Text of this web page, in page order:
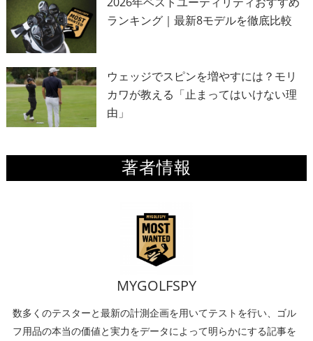
ランキング｜最新8モデルを徹底比較
ウェッジでスピンを増やすには？モリ
カワが教える「止まってはいけない理
由」
著者情報
MYGOLFSPY
数多くのテスターと最新の計測企画を用いてテストを行い、ゴル
フ用品の本当の価値と実力をデータによって明らかにする記事を